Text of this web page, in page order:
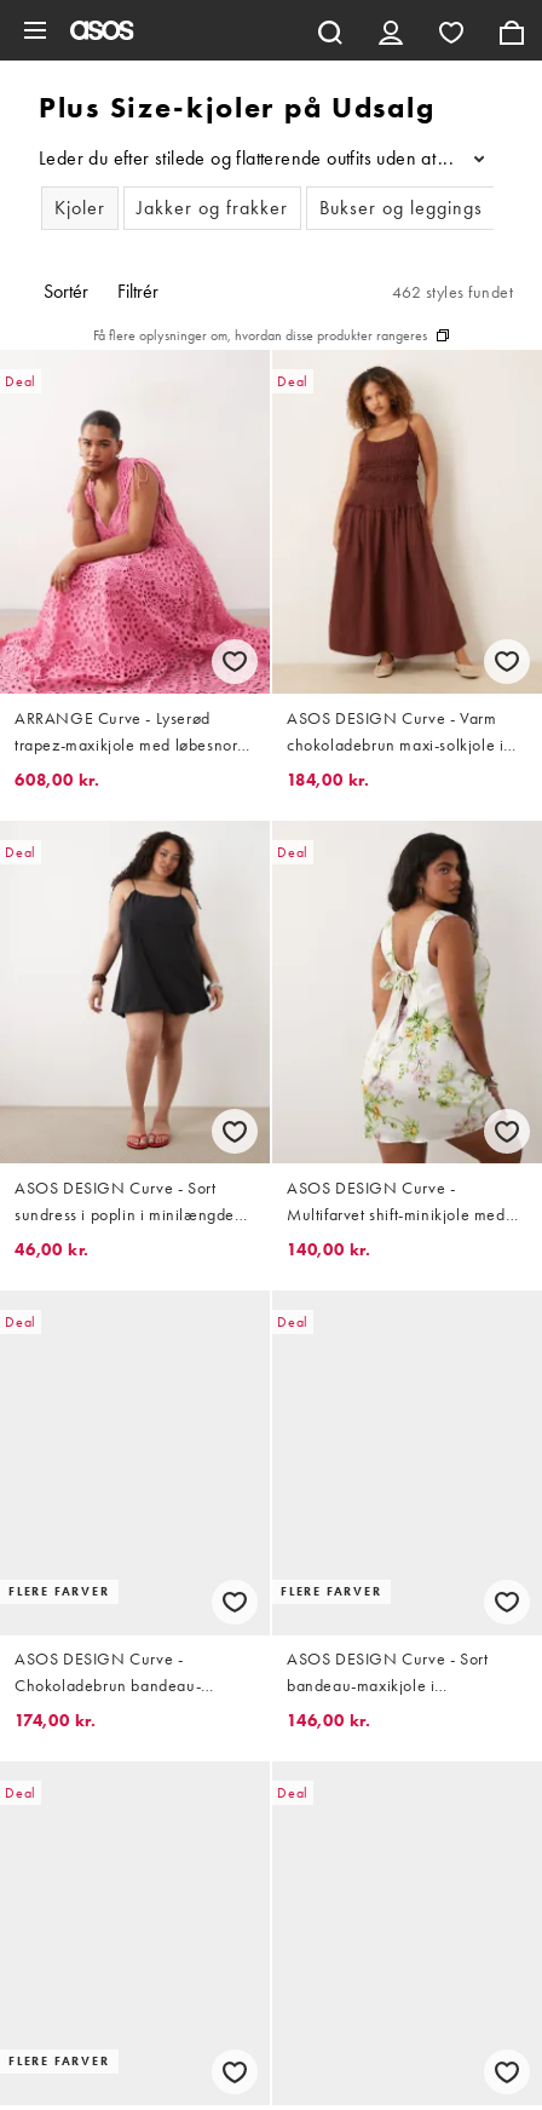
Plus Size-kjoler på Udsalg
Leder du efter stilede og flatterende outfits uden at skulle
...
Kjoler
Jakker og frakker Bukser og leggings
Sortér Filtrér 462 styles fundet
Få flere oplysninger om, hvordan disse produkter rangeres
Deal
ARRANGE Curve - Lyserød
trapez-maxikjole med løbesnor
og broderie anglaise
608,00 kr.
Deal
ASOS DESIGN Curve - Varm
chokoladebrun maxi-solkjole i
krølstof med smocksyninger og
184,00 kr.
Deal
ASOS DESIGN Curve - Sort
sundress i poplin i minilængde
med bindestropper og puf-design
46,00 kr.
Deal
ASOS DESIGN Curve -
Multifarvet shift-minikjole med
sløjfedetalje på ryggen og
140,00 kr.
Deal
FLERE FARVER
ASOS DESIGN Curve -
Chokoladebrun bandeau-
maxikjole i gennemsigtig mesh
174,00 kr.
Deal
FLERE FARVER
ASOS DESIGN Curve - Sort
bandeau-maxikjole i
gennemsigtig mesh
146,00 kr.
Deal
FLERE FARVER
Deal